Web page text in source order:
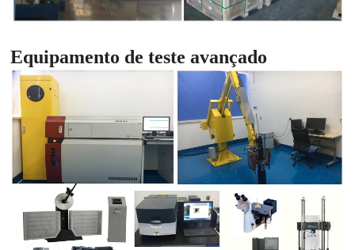
Equipamento de teste avançado